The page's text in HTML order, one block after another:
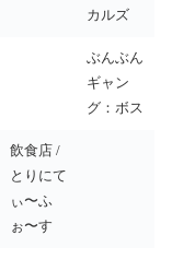
カルズ
ぶんぶん
ギャン
グ：ボス
飲食店 /
とりにて
ぃ〜ふ
ぉ〜す